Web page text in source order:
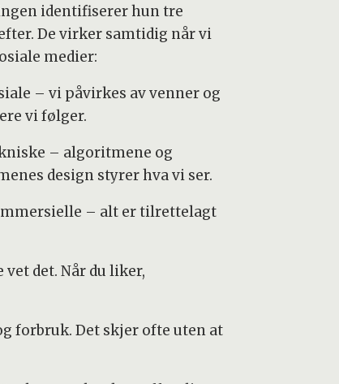
identifiserer hun tre
De virker samtidig når vi
medier:
– vi påvirkes av venner og
vi følger.
– algoritmene og
design styrer hva vi ser.
– alt er tilrettelagt
det. Når du liker,
forbruk. Det skjer ofte uten at